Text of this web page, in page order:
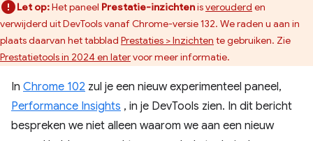
Let op:Het paneel Prestatie-inzichtenisverouderd en
verwijderd uit DevTools vanaf Chrome-versie 132. We raden u aan in
plaats daarvan het tabblad Prestaties > Inzichten te gebruiken. Zie
Prestatietools in 2024 en latervoor meer informatie.
In Chrome 102 zul je een nieuw experimenteel paneel,
Performance Insights , in je DevTools zien. In dit bericht
bespreken we niet alleen waarom we aan een nieuw